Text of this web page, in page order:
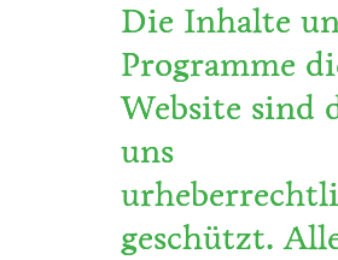
Die Inhalte
Programme
Website sind
uns
geschützt.